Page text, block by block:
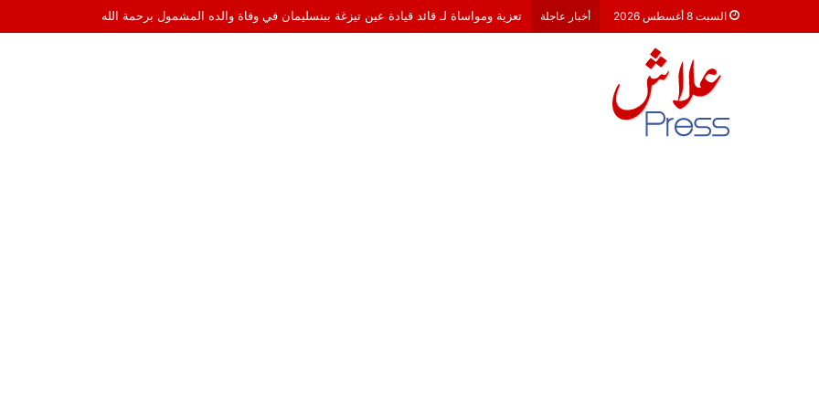
السبت 8 أغسطس 2026 أخبار عاجلة تعزية ومواساة لـ قائد قيادة عين تيزغة ببنسليمان في وفاة والده المشمول برحمة الله